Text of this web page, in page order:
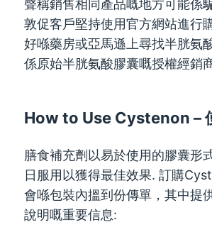
聲稱銷售相同產品嘅地方可能係
敦促客戶堅持使用官方網站進行
好喺藥房或亞馬遜上尋找半胱氨
係原始半胱氨酸膠囊嘅授權經銷
How to Use Cystenon –
膳食補充劑以易於使用的膠囊形
日服用以獲得最佳效果. 訂購
會喺包裝內搵到份傳單，其中提
說明嘅重要信息: